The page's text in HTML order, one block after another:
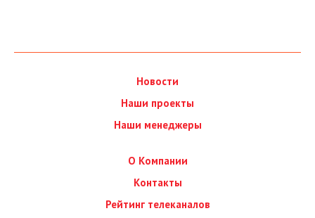
Новости
Наши проекты
Наши менеджеры
О Компании
Контакты
Рейтинг телеканалов